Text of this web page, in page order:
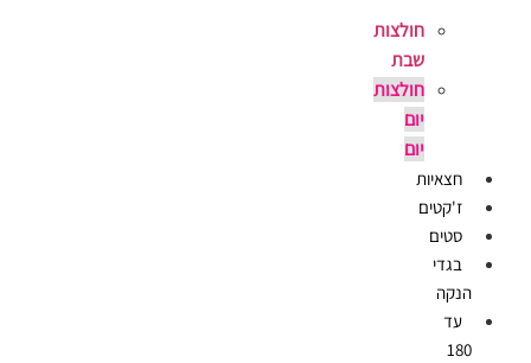
חולצות
שבת
חולצות
יום
יום
חצאיות
ז'קטים
סטים
בגדי
הנקה
עד
180